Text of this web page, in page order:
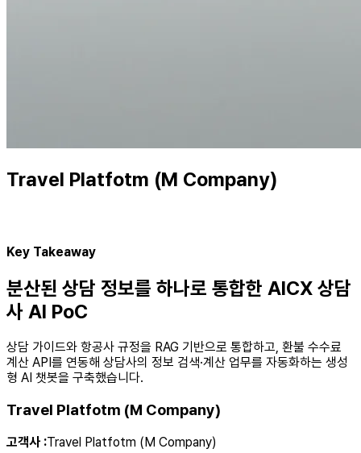
Travel Platfotm (M Company)
Key Takeaway
분산된 상담 정보를 하나로 통합한 AICX 상담
사 AI PoC
상담 가이드와 항공사 규정을 RAG 기반으로 통합하고, 환불 수수료
계산 API를 연동해 상담사의 정보 검색·계산 업무를 자동화하는 생성
형 AI 챗봇을 구축했습니다.
Travel Platfotm (M Company)
고객사:Travel Platfotm (M Company)